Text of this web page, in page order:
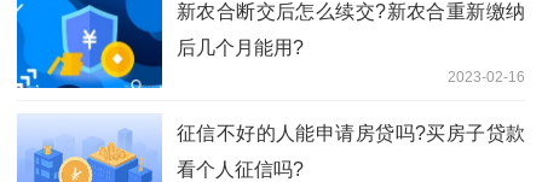
新农合断交后怎么续交?新农合重新缴纳
后几个月能用?
2023-02-16
征信不好的人能申请房贷吗?买房子贷款
看个人征信吗?